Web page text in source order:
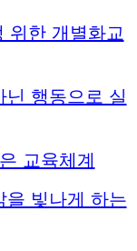
위한 개별화교
행동으로 실
교육체계
을 빛나게 하는